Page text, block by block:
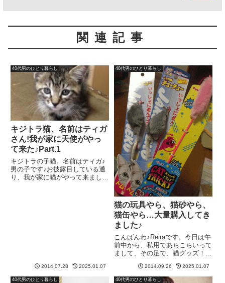
関連記事
40代男のひとり暮らし
キジトラ猫、名前はティガ
さん!我が家に天使がやっ
て来た♪Part.1
キジトラの子猫。名前はティガ♪
男の子です♪お披露目している通
り、我が家に猫がやって来まし
2014.07.28 2025.01.07
40代男のひとり暮らし
猫の玩具やら、猫砂やら、
猫缶やら…大量購入してき
ました♪
こんばんわ♪Reiraです。今日は午
前中から、私用であちこちいって
まして、その足で、猫グッズ！？
ました(^O^)一番の目的はコレ↓
2014.09.26 2025.01.07
40代男のひとり暮らし 40代男のひとり暮らし